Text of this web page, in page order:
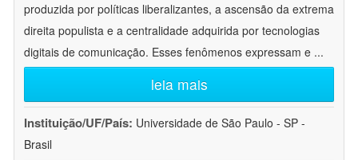
produzida por políticas liberalizantes, a ascensão da extrema
direita populista e a centralidade adquirida por tecnologias
digitais de comunicação. Esses fenômenos expressam e ...
leia mais
Instituição/UF/País: Universidade de São Paulo - SP -
Brasil